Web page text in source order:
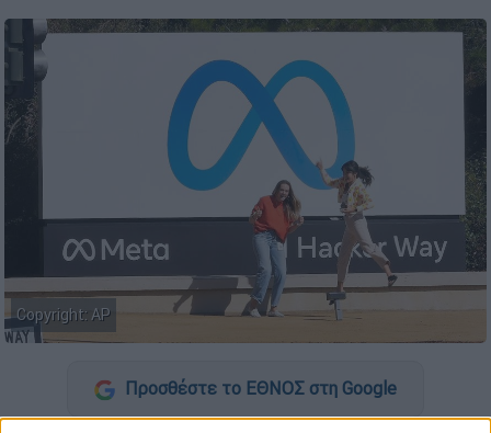
Copyright: AP
Προσθέστε το ΕΘΝΟΣ στη Google